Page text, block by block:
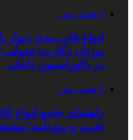
1 هفته پیش
انواع قاب بندی
یورتان دکارت؛
در دکوراسیون داخلی
1 هفته پیش
راهنمای جامع انواع
تحریر و روزنامه؛